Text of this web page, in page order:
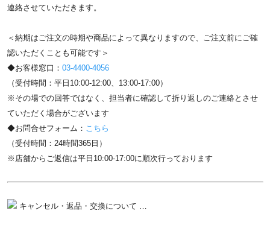
連絡させていただきます。
＜納期はご注文の時期や商品によって異なりますので、ご注文前にご確
認いただくことも可能です＞
◆お客様窓口： 03-4400-4056
（受付時間：平日10:00-12:00、13:00-17:00）
※その場での回答ではなく、担当者に確認して折り返しのご連絡とさせ
ていただく場合がございます
◆お問合せフォーム： こちら
（受付時間：24時間365日）
※店舗からご返信は平日10:00-17:00に順次行っております
キャンセル・返品・交換について …